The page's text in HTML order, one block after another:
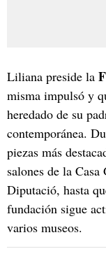
Liliana preside la
misma impulsó y
heredado de su
contemporánea.
piezas más
salones de la
Diputació, hasta
fundación sigue
varios museos.